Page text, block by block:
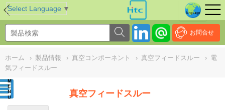
Select Language ▼
お問合せ
ホーム › 製品情報 › 真空コンポーネント › 真空フィードスルー › 電
気フィードスルー
真空フィードスルー
NULL//